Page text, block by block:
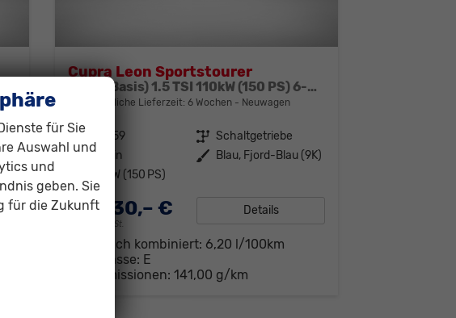
Cupra Leon Sportstourer
Basis (Basis) 1.5 TSI 110kW (150 PS) 6-Gang Schaltgetriebe
unverbindliche Lieferzeit: 6 Wochen Neuwagen
Fahrzeugnr. 312859 Getriebe Schaltgetriebe
Kraftstoff Benzin Außenfarbe Blau, Fjord-Blau (9K)
110 kW (150 PS)
29.830,– €
incl. 19% MwSt.
Details
Verbrauch kombiniert: 6,20 l/100km
-Klasse: E
-Emissionen:141,00 g/km
für Sie
Auswahl und
und
geben. Sie
für die Zukunft